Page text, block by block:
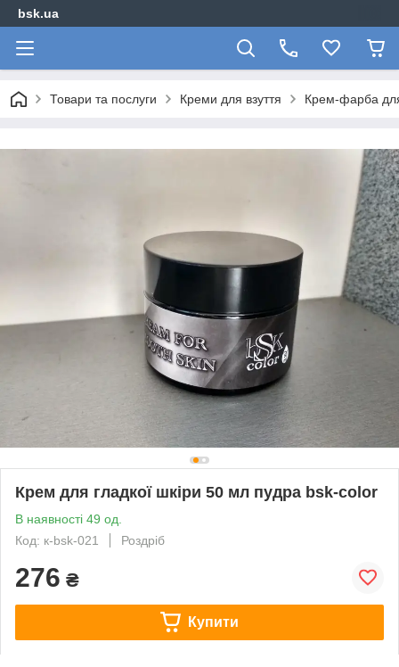
bsk.ua
Товари та послуги Креми для взуття Крем-фарба
Крем для гладкої шкіри 50 мл пудра bsk-color
В наявності 49 од.
Код: к-bsk-021
Роздріб
276 ₴
Купити